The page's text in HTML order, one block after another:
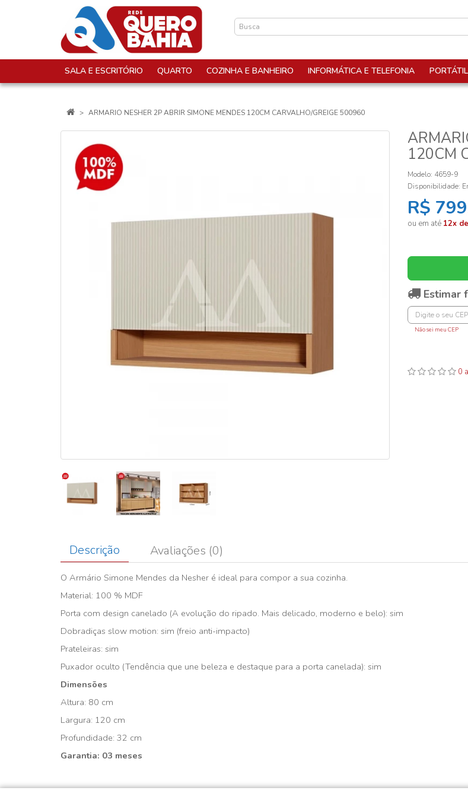
SALA E ESCRITÓRIO QUARTO COZINHA E BANHEIRO INFORMÁTICA E TELEFONIA PORTÁTIL
ARMARIO NESHER 2P ABRIR SIMONE MENDES 120CM CARVALHO/GREIGE 500960
120CM
Modelo: 4659-9
Disponibilidade:
R$
ou em até 12x
Estimar
Não sei meu CEP
0
Descrição Avaliações (0)
O Armário Simone Mendes da Nesher é ideal para compor a sua cozinha.
Material: 100 % MDF
Porta com design canelado (A evolução do ripado. Mais delicado, moderno e belo): sim
Dobradiças slow motion: sim (freio anti-impacto)
Prateleiras: sim
Puxador oculto (Tendência que une beleza e destaque para a porta canelada): sim
Dimensões
Altura: 80 cm
Largura: 120 cm
Profundidade: 32 cm
Garantia: 03 meses